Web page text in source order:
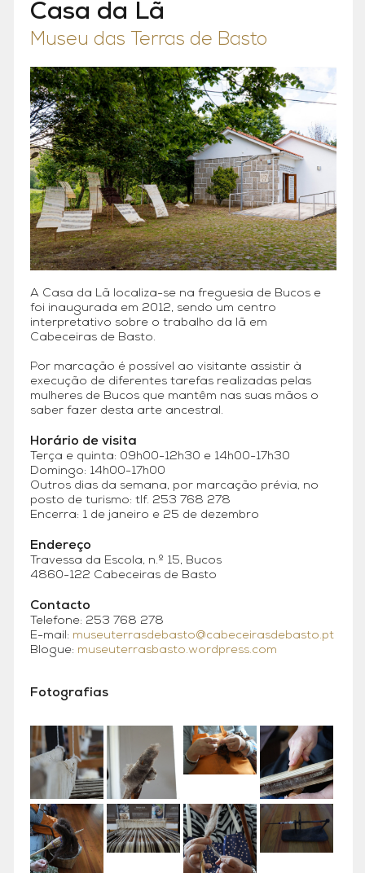
Casa da Lã
Museu das Terras de Basto
A Casa da Lã localiza-se na freguesia de Bucos e
foi inaugurada em 2012, sendo um centro
interpretativo sobre o trabalho da lã em
Cabeceiras de Basto.
Por marcação é possível ao visitante assistir à
execução de diferentes tarefas realizadas pelas
mulheres de Bucos que mantêm nas suas mãos o
saber fazer desta arte ancestral.
Horário de visita
Terça e quinta: 09h00-12h30 e 14h00-17h30
Domingo: 14h00-17h00
Outros dias da semana, por marcação prévia, no
posto de turismo: tlf. 253 768 278
Encerra: 1 de janeiro e 25 de dezembro
Endereço
Travessa da Escola, n.º 15, Bucos
4860-122 Cabeceiras de Basto
Contacto
Telefone: 253 768 278
E-mail: museuterrasdebasto@cabeceirasdebasto.pt
Blogue: museuterrasbasto.wordpress.com
Fotografias